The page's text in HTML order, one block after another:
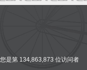
您是第 134,863,873 位访问者